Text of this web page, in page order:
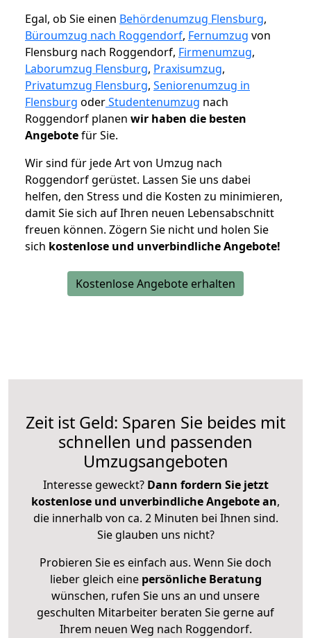
Egal, ob Sie einen Behördenumzug Flensburg,
Büroumzug nach Roggendorf, Fernumzug von
Flensburg nach Roggendorf, Firmenumzug,
Laborumzug Flensburg, Praxisumzug,
Privatumzug Flensburg, Seniorenumzug in
Flensburg oderStudentenumzug nach
Roggendorf planen wir haben die besten
Angebotefür Sie.
Wir sind für jede Art von Umzug nach
Roggendorf gerüstet. Lassen Sie uns dabei
helfen, den Stress und die Kosten zu minimieren,
damit Sie sich auf Ihren neuen Lebensabschnitt
freuen können. Zögern Sie nicht und holen Sie
sich kostenlose und unverbindliche Angebote!
Kostenlose Angebote erhalten
Zeit ist Geld: Sparen Sie beides mit
schnellen und passenden
Umzugsangeboten
Interesse geweckt? Dann fordern Sie jetzt
kostenlose und unverbindliche Angebote an,
die innerhalb von ca. 2 Minuten bei Ihnen sind.
Sie glauben uns nicht?
Probieren Sie es einfach aus. Wenn Sie doch
lieber gleich eine persönliche Beratung
wünschen, rufen Sie uns an und unsere
geschulten Mitarbeiter beraten Sie gerne auf
Ihrem neuen Weg nach Roggendorf.